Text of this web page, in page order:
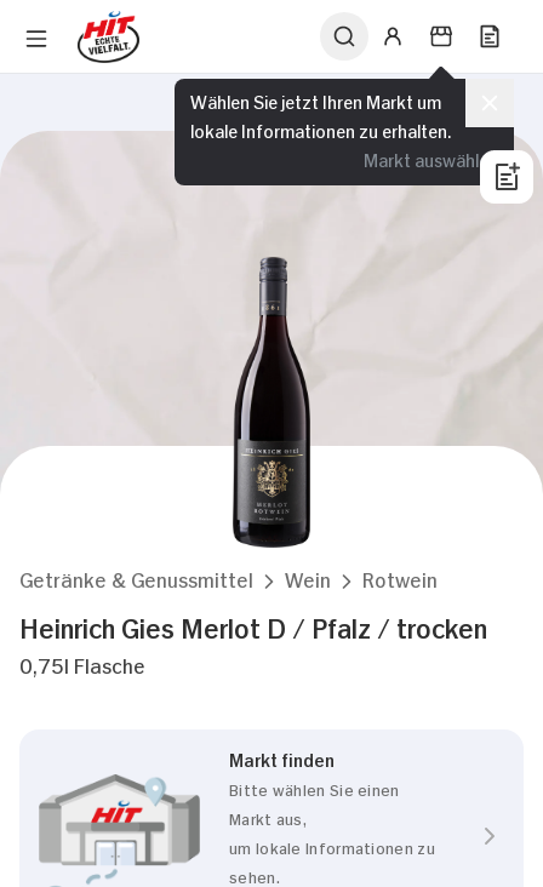
Wählen Sie jetzt Ihren Markt um
lokale Informationen zu erhalten.
Markt auswählen
Getränke & Genussmittel Wein Rotwein
Heinrich Gies Merlot D / Pfalz / trocken
0,75l Flasche
Markt finden
Bitte wählen Sie einen
Markt aus,
um lokale Informationen zu
sehen.